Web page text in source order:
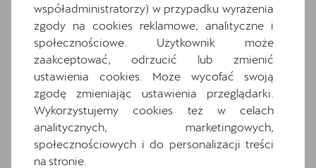
Wybrane elementy
wyposażenia
Ten samochód bazuje na wersjiLeon. Zapoznaj
się z wybranymi elementami jego wyposażenia. O
pełną specyfikację zapytaj dealera.
współadministratorzy) w przypadku wyrażenia
zgody na cookies reklamowe, analityczne i
społecznościowe. Użytkownik może
zaakceptować, odrzucić lub zmienić
ustawienia cookies. Może wycofać swoją
zgodę zmieniając ustawienia przeglądarki.
Wykorzystujemy cookies też w celach
analitycznych, marketingowych,
społecznościowych i do personalizacji treści
na stronie.